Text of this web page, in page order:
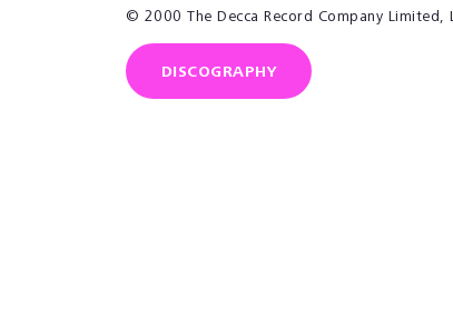
© 2000 The Decca Record Company Limited,
DISCOGRAPHY